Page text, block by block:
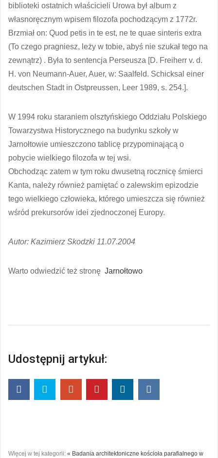
biblioteki ostatnich właścicieli Urowa był album z
własnoręcznym wpisem filozofa pochodzącym z 1772r.
Brzmiał on: Quod petis in te est, ne te quae sinteris extra
(To czego pragniesz, leży w tobie, abyś nie szukał tego na
zewnątrz) . Była to sentencja Perseusza [D. Freiherr v. d.
H. von Neumann-Auer, Auer, w: Saalfeld. Schicksal einer
deutschen Stadt in Ostpreussen, Leer 1989, s. 254.].
W 1994 roku staraniem olsztyńskiego Oddziału Polskiego
Towarzystwa Historycznego na budynku szkoły w
Jarnołtowie umieszczono tablicę przypominającą o
pobycie wielkiego filozofa w tej wsi.
Obchodząc zatem w tym roku dwusetną rocznicę śmierci
Kanta, należy również pamiętać o zalewskim epizodzie
tego wielkiego człowieka, którego umieszcza się również
wśród prekursorów idei zjednoczonej Europy.
Autor: Kazimierz Skodzki 11.07.2004
Warto odwiedzić też stronę Jarnołtowo
Udostępnij artykuł:
Więcej w tej kategorii: « Badania architektoniczne kościoła parafialnego w